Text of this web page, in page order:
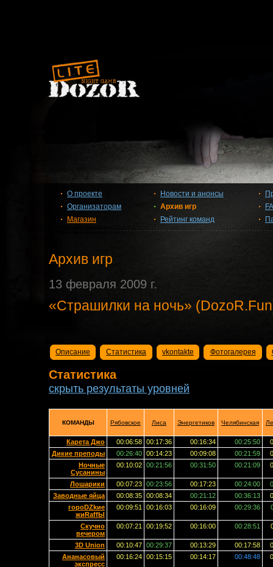
О проекте
Организаторам
Магазин
Новости и анонсы
Архив игр
Рейтинг команд
Архив игр
13 февраля 2009 г.
«Страшилки на ночь»
Описание Статистика vkontakte Фотогалерея
Статистика
скрыть результаты уровней
КОМАНДЫ Рябовское Лиса Энергетиков Челябинская
Карета Джо 00:06:58 00:17:36 00:16:34 00:25:50
Дикие преподы
00:26:40 00:14:23 00:09:08 00:21:59
Ночные
Сусанины
00:10:02 00:21:56 00:31:50 00:21:09
Лошарики 00:07:23 00:23:56 00:17:23 00:24:00
Заводные яйца
00:08:35 00:08:34 00:21:12 00:36:13
гороDZkие
жиRaffЫ
00:09:51 00:16:03 00:16:09 00:29:36
Скучно
вечером
00:07:21 00:19:52 00:16:00 00:28:51
3D Union 00:10:47 00:29:37 00:13:29 00:17:58
Ананасовый
экспресс
00:16:24 00:15:15 00:14:17 00:48:48